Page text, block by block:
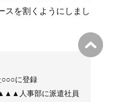
スを割くようにしまし
に登録
事部に派遣社員